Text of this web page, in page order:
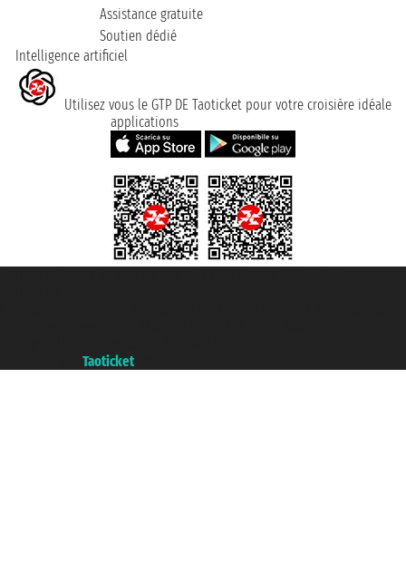
Assistance gratuite
Soutien dédié
Intelligence artificiel
Utilisez vous le GTP DE Taoticket pour votre croisière idéale
applications
Taoticket